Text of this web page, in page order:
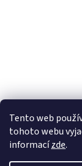
Tento web
tohoto webu
informacízde.